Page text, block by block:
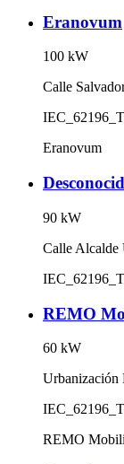
Eranovum
100 kW
Calle
Eranovum
90 kW
Calle Alcalde
REMO
60 kW
Urbanización
REMO